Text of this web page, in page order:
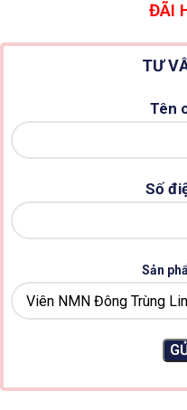
ĐÃI
TƯ
Tên
Số
Sản